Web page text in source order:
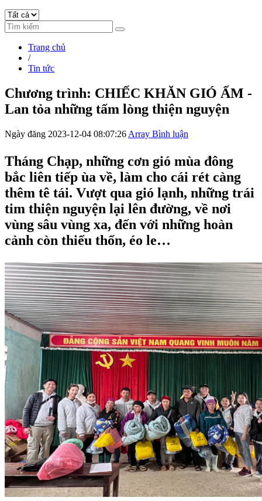
Trang chủ
/
Tin tức
Chương trình: CHIẾC KHĂN GIÓ ẤM -
Lan tỏa những tấm lòng thiện nguyện
Ngày đăng 2023-12-04 08:07:26 Array Bình luận
Tháng Chạp, những cơn gió mùa đông
bắc liên tiếp ùa về, làm cho cái rét càng
thêm tê tái. Vượt qua gió lạnh, những trái
tim thiện nguyện lại lên đường, về nơi
vùng sâu vùng xa, đến với những hoàn
cảnh còn thiếu thốn, éo le…